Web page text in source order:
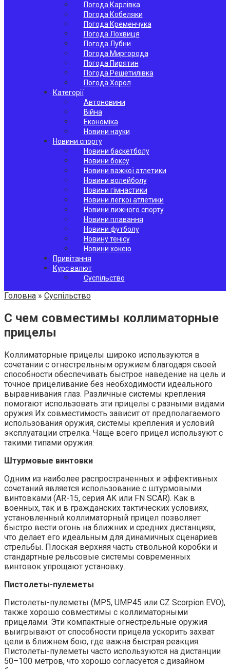
Погода Карлівка
Погода Кобеляки
Погода Кременчука
Погода Лохвиця
Погода Лубни
Погода Миргорода
Погода Пирятин
Погода Решетилівка
Погода Хорол
Категорії
Автоновини
Війна
Економіка
Новини науки
Новини спорту
Новини баскетболу
Новини боксу
Новини важкої атлетики
Новини волейболу
Новини гімнастики
Новини легкої атлетики
Новини лижного спорту
Новини плавання
Новини футболу
Новину тенісу
Новини хокею
Привітання
Курс валют
Суспільство
Головна » Суспільство
С чем совместимы коллиматорные
прицелы
Коллиматорные прицелы широко используются в
сочетании с огнестрельным оружием благодаря своей
способности обеспечивать быстрое наведение на цель и
точное прицеливание без необходимости идеального
выравнивания глаз. Различные системы крепления
помогают использовать эти прицелы с разными видами
оружия Их совместимость зависит от предполагаемого
использования оружия, системы крепления и условий
эксплуатации стрелка. Чаще всего прицел используют с
такими типами оружия:
Штурмовые винтовки
Одним из наиболее распространенных и эффективных
сочетаний является использование с штурмовыми
винтовками (AR-15, серия AK или FN SCAR). Как в
военных, так и в гражданских тактических условиях,
установленный коллиматорный прицел позволяет
быстро вести огонь на ближних и средних дистанциях,
что делает его идеальным для динамичных сценариев
стрельбы. Плоская верхняя часть ствольной коробки и
стандартные рельсовые системы современных
винтовок упрощают установку.
Пистолеты-пулеметы
Пистолеты-пулеметы (MP5, UMP45 или CZ Scorpion EVO),
также хорошо совместимы с коллиматорными
прицелами. Эти компактные огнестрельные оружия
выигрывают от способности прицела ускорить захват
цели в ближнем бою, где важна быстрая реакция.
Пистолеты-пулеметы часто используются на дистанции
50–100 метров, что хорошо согласуется с дизайном